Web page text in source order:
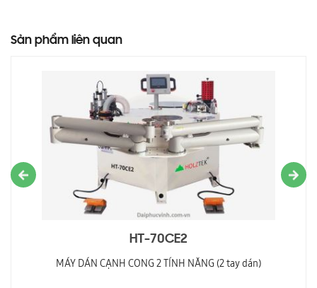
Sản phẩm liên quan
HT-70CE2
MÁY DÁN CẠNH CONG 2 TÍNH NĂNG (2 tay dán)